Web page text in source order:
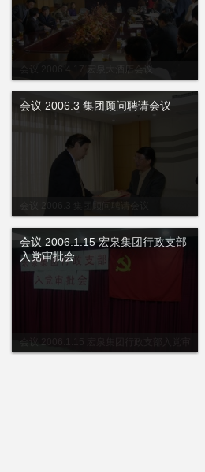
会议 2006.4.17 宏泉大酒店会议
会议 2006.3 集团顾问聘请会议
会议 2006.1.15 宏泉集团行政支部入党审
会议 2006.1.15 宏泉集团行政支部
入党审批会